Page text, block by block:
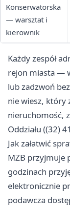
Konserwatorska
— warsztat i
kierownik
Każdy zespół
rejon miasta —
lub zadzwoń
nie wiesz, który
nieruchomość,
Oddziału ((32)
Jak załatwić
MZB przyjmuje
godzinach
elektronicznie
podawcza